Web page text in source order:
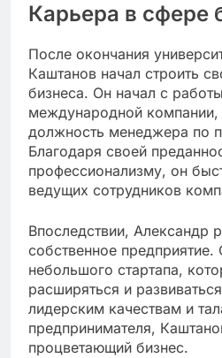
Карьера в сфере
После окончания
Каштанов начал строить
бизнеса. Он начал с
международной компании,
должность менеджера по
Благодаря своей
профессионализму, он
ведущих сотрудников
Впоследствии, Александр
собственное предприятие.
небольшого стартапа,
расширяться и
лидерским качествам и
предпринимателя,
процветающий бизнес.